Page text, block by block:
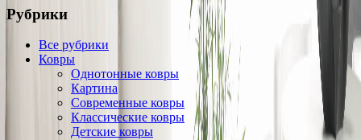
Рубрики
Все рубрики
Ковры
Однотонные ковры
Картина
Современные ковры
Классические ковры
Детские ковры